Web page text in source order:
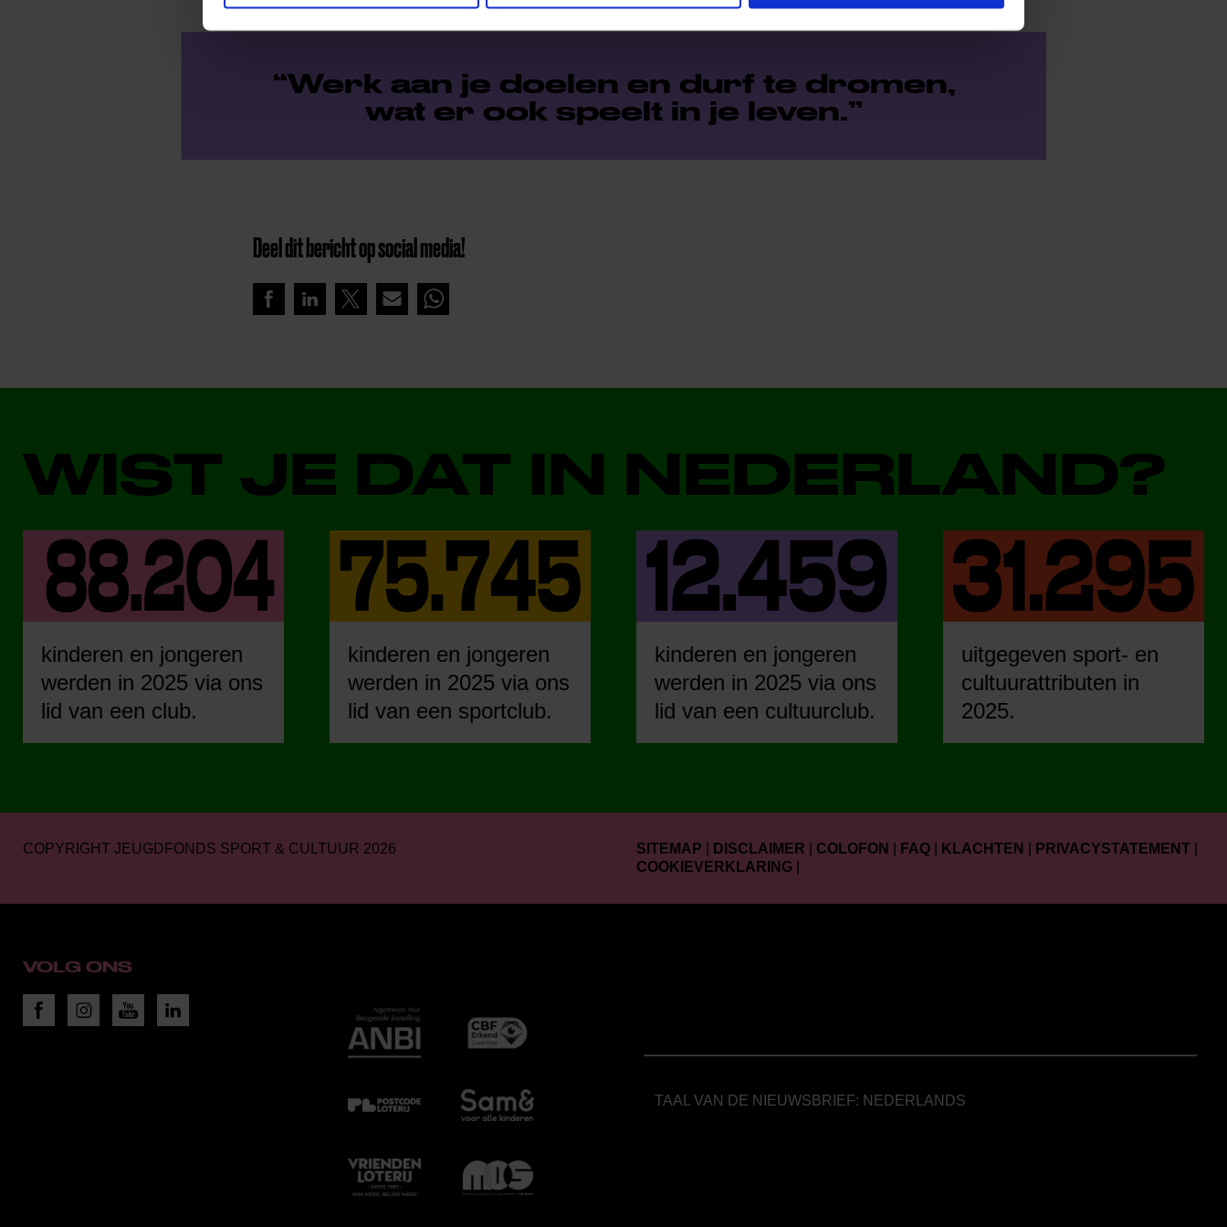
Werk aan je doelen en durf te dromen,
wat er ook speelt in je leven.
Deel dit bericht op social media!
WIST JE DAT IN NEDERLAND?
kinderen en jongeren
werden in 2025 via ons
lid van een club.
kinderen en jongeren
werden in 2025 via ons
lid van een sportclub.
kinderen en jongeren
werden in 2025 via ons
lid van een cultuurclub.
uitgegeven sport- en
cultuurattributen in
2025.
COPYRIGHT JEUGDFONDS SPORT & CULTUUR 2026 SITEMAP DISCLAIMER COLOFON FAQ KLACHTEN PRIVACYSTATEMENT
COOKIEVERKLARING
VOLG ONS
TAAL VAN DE NIEUWSBRIEF: NEDERLANDS